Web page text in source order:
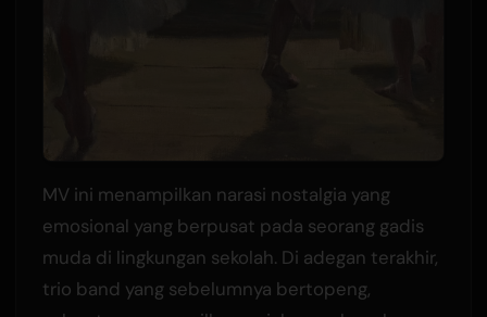
MV ini menampilkan narasi nostalgia yang
emosional yang berpusat pada seorang gadis
muda di lingkungan sekolah. Di adegan terakhir,
trio band yang sebelumnya bertopeng,